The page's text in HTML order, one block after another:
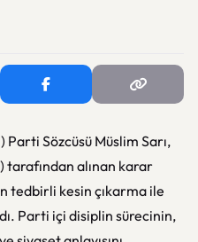
Sözcüsü Müslim Sarı,
tarafından alınan karar
tedbirli kesin çıkarma ile
Parti içi disiplin sürecinin,